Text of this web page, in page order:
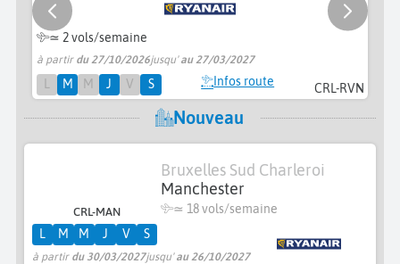
CRL-RVN
≃ 2 vols/semaine
à partir du 27/10/2026jusqu'au 27/03/2027
L M M J V S Infos route
Nouveau
CRL-MAN
Bruxelles Sud Charleroi
Manchester
≃ 18 vols/semaine
à partir du 30/03/2027jusqu'au 26/10/2027
L M M J V S